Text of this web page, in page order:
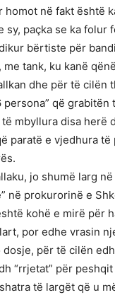
në fakt është
sy, paçka se ka folur
bërtiste për
tank, ku kanë
dhe për të cilën
persona” që
mbyllura disa
paratë e vjedhura
jo shumë larg
në prokurorinë e
kohë e mirë për
por edhe vrasin
për të cilën
“rrjetat” për
të largët që u